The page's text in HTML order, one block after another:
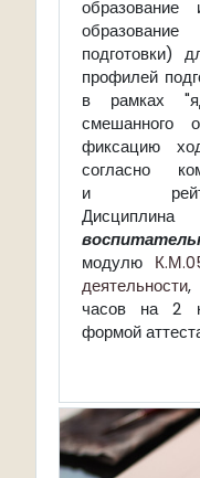
образование
подготовки)
профилей
в рамках
смешанного
фиксацию
согласно
и
модулю
деятельности,
часов на 2
формой